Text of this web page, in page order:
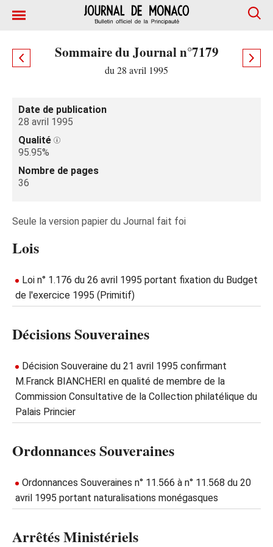
Sommaire du Journal n°7179
du 28 avril 1995
Date de publication
28 avril 1995
Qualité
95.95%
Nombre de pages
36
Seule la version papier du Journal fait foi
Lois
Loi n° 1.176 du 26 avril 1995 portant fixation du Budget
de l'exercice 1995 (Primitif)
Décisions Souveraines
Décision Souveraine du 21 avril 1995 confirmant
M.Franck BIANCHERI en qualité de membre de la
Commission Consultative de la Collection philatélique du
Palais Princier
Ordonnances Souveraines
Ordonnances Souveraines n° 11.566 à n° 11.568 du 20
avril 1995 portant naturalisations monégasques
Arrêtés Ministériels